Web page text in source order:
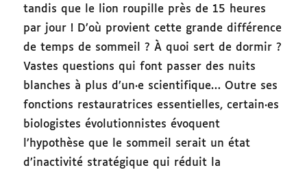
tandis que le lion roupille près de 15 heures
par jour ! D’où provient cette grande différence
de temps de sommeil ? À quoi sert de dormir ?
Vastes questions qui font passer des nuits
blanches à plus d’un·e scientifique… Outre ses
fonctions restauratrices essentielles, certain·es
biologistes évolutionnistes évoquent
l’hypothèse que le sommeil serait un état
d’inactivité stratégique qui réduit la